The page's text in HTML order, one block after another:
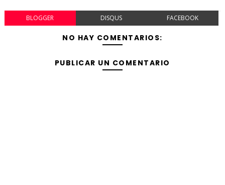
BLOGGER DISQUS FACEBOOK
NO HAY COMENTARIOS:
PUBLICAR UN COMENTARIO